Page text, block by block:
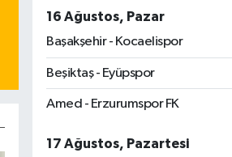
16 Ağustos, Pazar
Başakşehir - Kocaelispor
Beşiktaş - Eyüpspor
Amed - Erzurumspor FK
17 Ağustos, Pazartesi